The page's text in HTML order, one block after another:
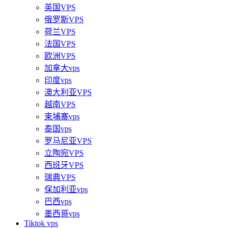
英国VPS
俄罗斯VPS
荷兰VPS
法国VPS
欧洲VPS
加拿大vps
印度vps
澳大利亚VPS
越南VPS
柬埔寨vps
泰国vps
罗马尼亚VPS
立陶宛VPS
西班牙VPS
瑞典VPS
保加利亚vps
巴西vps
墨西哥vps
Tiktok vps